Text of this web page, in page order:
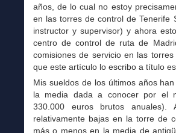
años, de lo cual no estoy
en las torres de control de Tenerife
instructor y supervisor) y ahora
centro de control de ruta de
comisiones de servicio en las
que este artículo lo escribo a título
Mis sueldos de los últimos años
la media dada a conocer por el
330.000 euros brutos
relativamente bajas en la torre de
más o menos en la media de